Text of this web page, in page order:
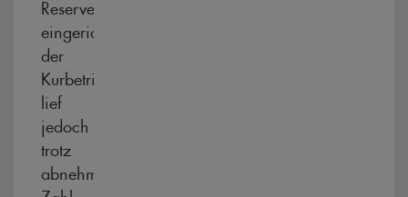
Reservelazarett
eingerichtet,
der
Kurbetrieb
lief
jedoch
trotz
abnehmender
Zahl